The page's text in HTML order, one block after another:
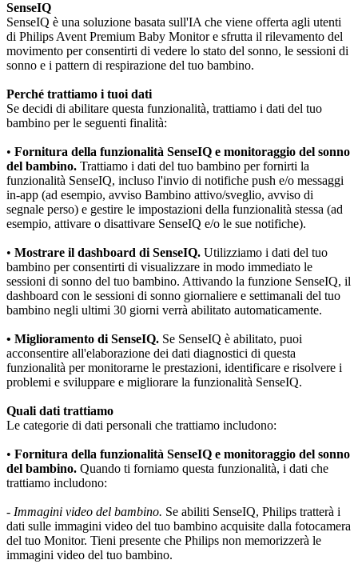
SenseIQ
SenseIQ è una soluzione basata sull'IA che viene offerta agli utenti
di Philips Avent Premium Baby Monitor e sfrutta il rilevamento del
movimento per consentirti di vedere lo stato del sonno, le sessioni di
sonno e i pattern di respirazione del tuo bambino.
Perché trattiamo i tuoi dati
Se decidi di abilitare questa funzionalità, trattiamo i dati del tuo
bambino per le seguenti finalità:
• Fornitura della funzionalità SenseIQ e monitoraggio del sonno
del bambino. Trattiamo i dati del tuo bambino per fornirti la
funzionalità SenseIQ, incluso l'invio di notifiche push e/o messaggi
in-app (ad esempio, avviso Bambino attivo/sveglio, avviso di
segnale perso) e gestire le impostazioni della funzionalità stessa (ad
esempio, attivare o disattivare SenseIQ e/o le sue notifiche).
• Mostrare il dashboard di SenseIQ. Utilizziamo i dati del tuo
bambino per consentirti di visualizzare in modo immediato le
sessioni di sonno del tuo bambino. Attivando la funzione SenseIQ, il
dashboard con le sessioni di sonno giornaliere e settimanali del tuo
bambino negli ultimi 30 giorni verrà abilitato automaticamente.
• Miglioramento di SenseIQ. Se SenseIQ è abilitato, puoi
acconsentire all'elaborazione dei dati diagnostici di questa
funzionalità per monitorarne le prestazioni, identificare e risolvere i
problemi e sviluppare e migliorare la funzionalità SenseIQ.
Quali dati trattiamo
Le categorie di dati personali che trattiamo includono:
• Fornitura della funzionalità SenseIQ e monitoraggio del sonno
del bambino. Quando ti forniamo questa funzionalità, i dati che
trattiamo includono:
- Immagini video del bambino. Se abiliti SenseIQ, Philips tratterà i
dati sulle immagini video del tuo bambino acquisite dalla fotocamera
del tuo Monitor. Tieni presente che Philips non memorizzerà le
immagini video del tuo bambino.